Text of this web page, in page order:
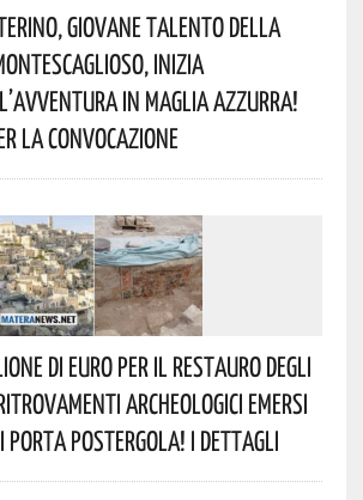
Giovane Talento Della
Inizia
In Maglia Azzurra!
La Convocazione
Di Euro Per Il Restauro Degli
Archeologici Emersi
Porta Postergola! I Dettagli